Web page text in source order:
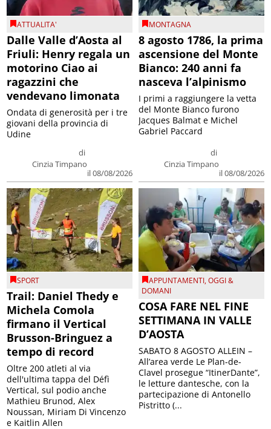
ATTUALITA'
Dalle Valle d’Aosta al
Friuli: Henry regala un
motorino Ciao ai
ragazzini che
vendevano limonata
di
Cinzia Timpano
il 08/08/2026
Ondata di generosità per i tre
giovani della provincia di
Udine
MONTAGNA
8 agosto 1786, la prima
ascensione del Monte
Bianco: 240 anni fa
nasceva l’alpinismo
di
Cinzia Timpano
il 08/08/2026
I primi a raggiungere la vetta
del Monte Bianco furono
Jacques Balmat e Michel
Gabriel Paccard
SPORT
Trail: Daniel Thedy e
Michela Comola
firmano il Vertical
Brusson-Bringuez a
tempo di record
Oltre 200 atleti al via
dell'ultima tappa del Défì
Vertical, sul podio anche
Mathieu Brunod, Alex
Noussan, Miriam Di Vincenzo
e Kaitlin Allen
APPUNTAMENTI,OGGI &
DOMANI
COSA FARE NEL FINE
SETTIMANA IN VALLE
D’AOSTA
SABATO 8 AGOSTO ALLEIN –
All’area verde Le Plan-de-
Clavel prosegue “ItinerDante”,
le letture dantesche, con la
partecipazione di Antonello
Pistritto (...